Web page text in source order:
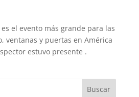
el evento más grande para las
ventanas y puertas en América
estuvo presente .
Buscar